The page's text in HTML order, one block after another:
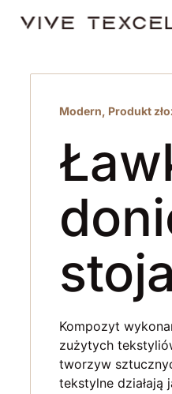
Modern, Produkt
Kompozyt
zużytych
tworzyw
tekstylne działają